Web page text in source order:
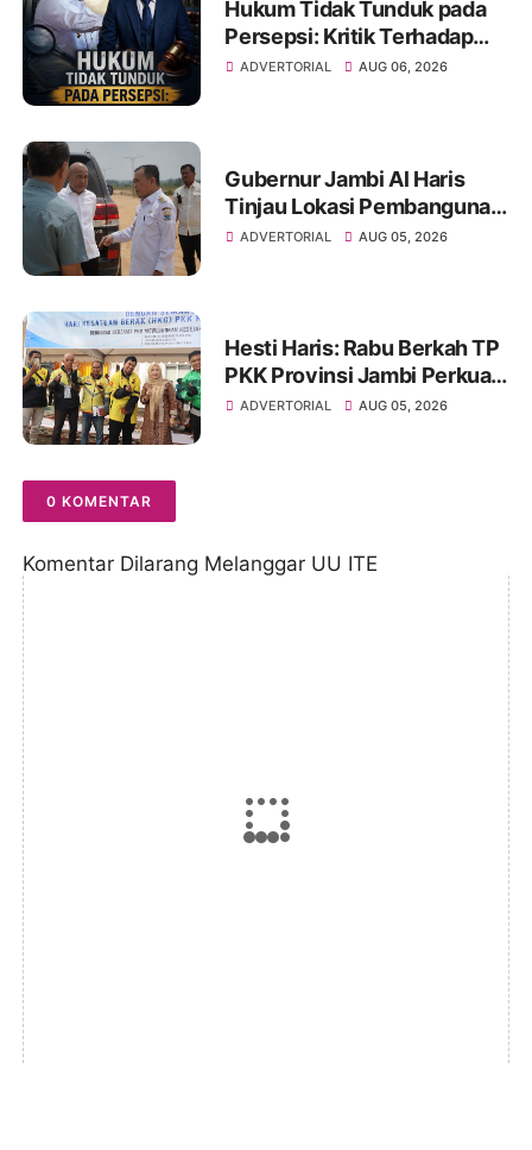
Hukum Tidak Tunduk pada
Persepsi: Kritik Terhadap
Monopoli Kebenaran oleh
ADVERTORIAL AUG 06, 2026
Gubernur Jambi Al Haris
Tinjau Lokasi Pembangunan
Sekolah Rakyat dan Lokasi
ADVERTORIAL AUG 05, 2026
Hesti Haris: Rabu Berkah TP
PKK Provinsi Jambi Perkuat
Literasi Keuangan dan
ADVERTORIAL AUG 05, 2026
0 KOMENTAR
Komentar Dilarang Melanggar UU ITE